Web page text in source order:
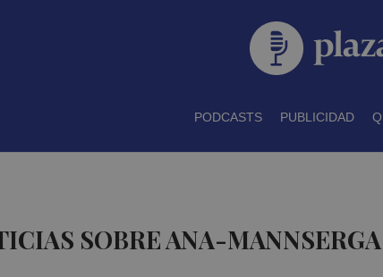
PODCASTS PUBLICIDAD
SOBRE ANA-